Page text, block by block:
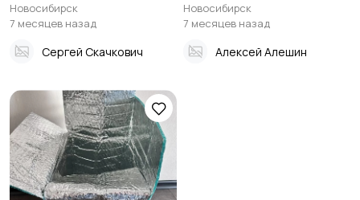
Новосибирск
7 месяцев назад
Сергей Скачкович
Новосибирск
7 месяцев назад
Алексей Алешин